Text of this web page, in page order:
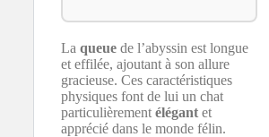
La queue de l’abyssin est longue
et effilée, ajoutant à son allure
gracieuse. Ces caractéristiques
physiques font de lui un chat
particulièrement élégant et
apprécié dans le monde félin.